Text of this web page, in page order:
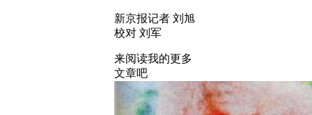
新京报记者 刘旭
校对 刘军
来阅读我的更多
文章吧